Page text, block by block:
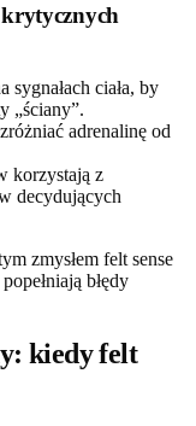
sygnałach ciała, by
„ściany”.
adrenalinę od
korzystają z
decydujących
zmysłem felt sense
błędy
kiedy felt